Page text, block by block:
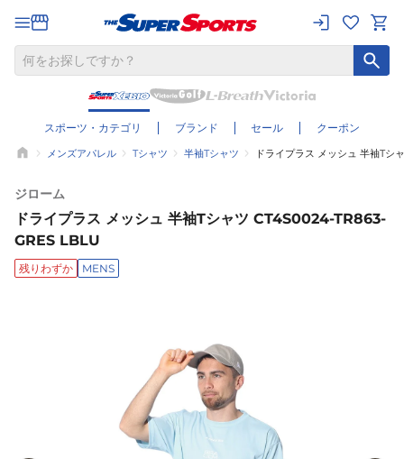
スポーツ・カテゴリ ブランド セール クーポン
メンズアパレル Tシャツ 半袖Tシャツ ドライプラス メッシュ 半袖T
ジローム
ドライプラス メッシュ 半袖Tシャツ CT4S0024-TR863-
GRES LBLU
残りわずか MENS